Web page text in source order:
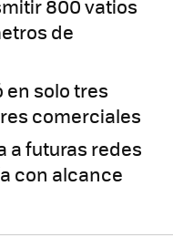
800 vatios
de
en solo tres
comerciales
a futuras redes
con alcance